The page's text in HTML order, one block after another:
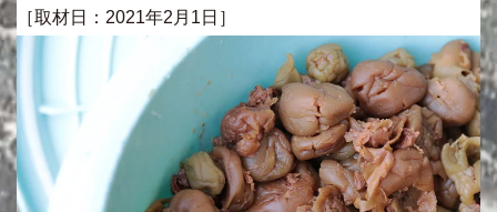
［取材日：2021年2月1日］